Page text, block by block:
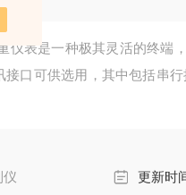
仪表是一种极其灵活的终端
口可供选用，其中包括串
仪 更新时